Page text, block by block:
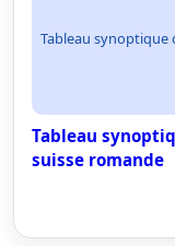
Tableau synoptique
Tableau
suisse romande